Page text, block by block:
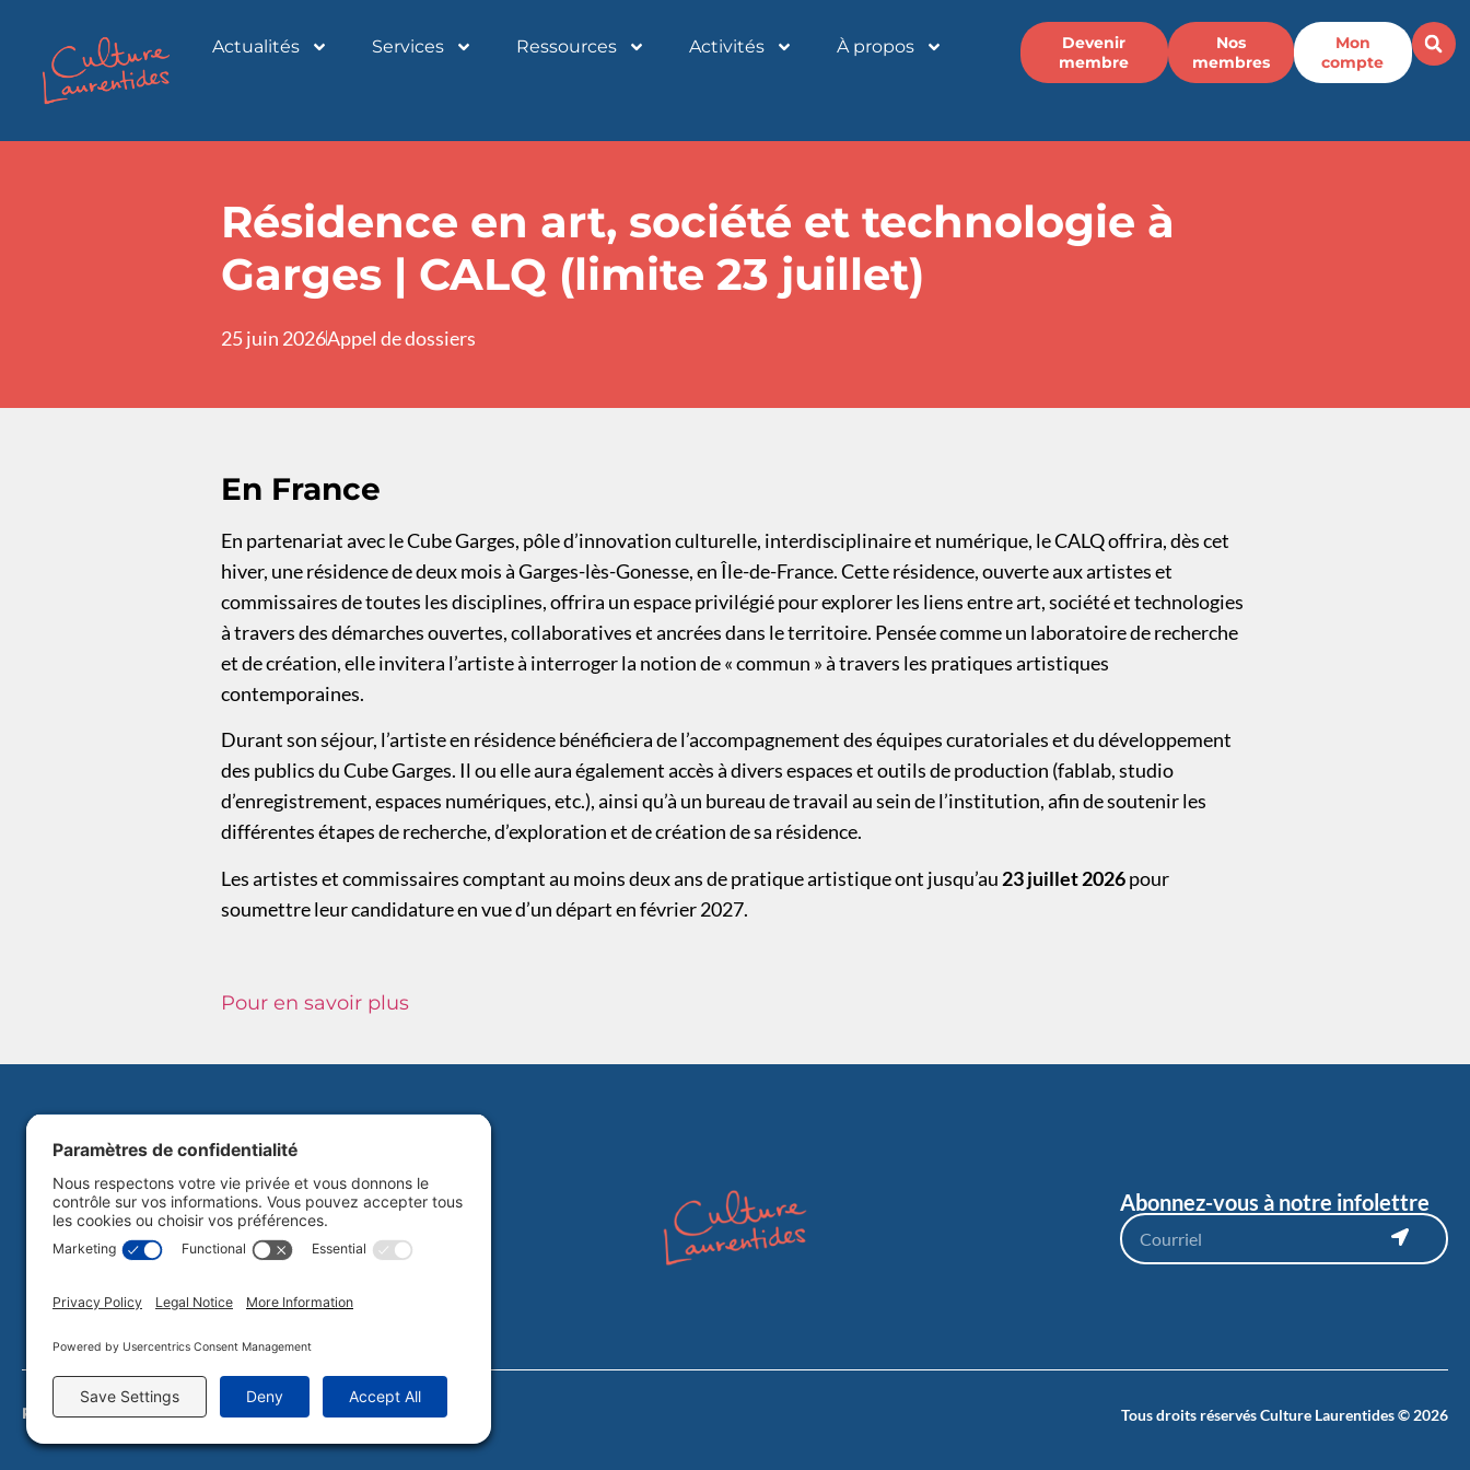
Actualités Services Ressources Activités À propos
Devenir
membre
Nos
membres
Mon
compte
Résidence en art, société et technologie à
Garges | CALQ (limite 23 juillet)
25 juin 2026Appel de dossiers
En France
En partenariat avec le Cube Garges, pôle d’innovation culturelle, interdisciplinaire et numérique, le CALQ offrira, dès cet
hiver, une résidence de deux mois à Garges-lès-Gonesse, en Île-de-France. Cette résidence, ouverte aux artistes et
commissaires de toutes les disciplines, offrira un espace privilégié pour explorer les liens entre art, société et technologies
à travers des démarches ouvertes, collaboratives et ancrées dans le territoire. Pensée comme un laboratoire de recherche
et de création, elle invitera l’artiste à interroger la notion de « commun » à travers les pratiques artistiques
contemporaines.
Durant son séjour, l’artiste en résidence bénéficiera de l’accompagnement des équipes curatoriales et du développement
des publics du Cube Garges. Il ou elle aura également accès à divers espaces et outils de production (fablab, studio
d’enregistrement, espaces numériques, etc.), ainsi qu’à un bureau de travail au sein de l’institution, afin de soutenir les
différentes étapes de recherche, d’exploration et de création de sa résidence.
Les artistes et commissaires comptant au moins deux ans de pratique artistiqueont jusqu’au 23 juillet 2026pour
soumettre leur candidature en vue d’un départ en février 2027.
Pour en savoir plus
Abonnez-vous à notre infolettre
Politique de confidentialitéPlan du site Tous droits réservés Culture Laurentides © 2026